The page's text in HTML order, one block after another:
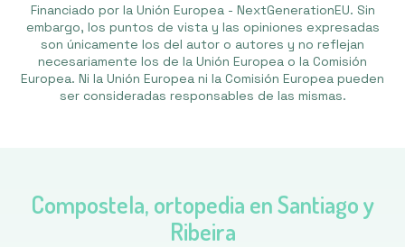
Financiado por la Unión Europea - NextGenerationEU. Sin
embargo, los puntos de vista y las opiniones expresadas
son únicamente los del autor o autores y no reflejan
necesariamente los de la Unión Europea o la Comisión
Europea. Ni la Unión Europea ni la Comisión Europea pueden
ser consideradas responsables de las mismas.
Compostela, ortopedia en Santiago y
Ribeira